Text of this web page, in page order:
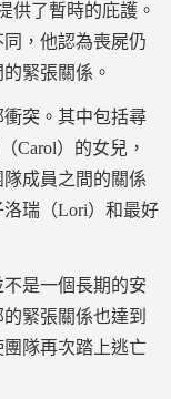
供了暫時的庇護。
，他認為喪屍仍
緊張關係。
突。其中包括尋
Carol）的女兒，
成員之間的關係
瑞（Lori）和最好
是一個長期的安
緊張關係也達到
隊再次踏上逃亡